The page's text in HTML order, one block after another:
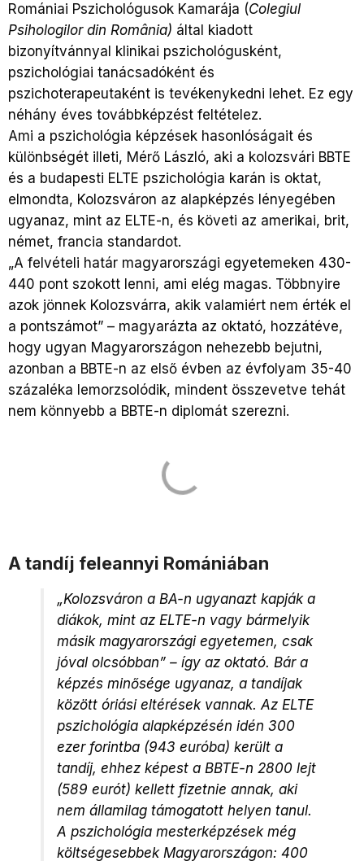
Romániai Pszichológusok Kamarája (Colegiul
Psihologilor din România) által kiadott
bizonyítvánnyal klinikai pszichológusként,
pszichológiai tanácsadóként és
pszichoterapeutaként is tevékenykedni lehet. Ez egy
néhány éves továbbképzést feltételez.
Ami a pszichológia képzések hasonlóságait és
különbségét illeti, Mérő László, aki a kolozsvári BBTE
és a budapesti ELTE pszichológia karán is oktat,
elmondta, Kolozsváron az alapképzés lényegében
ugyanaz, mint az ELTE-n, és követi az amerikai, brit,
német, francia standardot.
„A felvételi határ magyarországi egyetemeken 430-
440 pont szokott lenni, ami elég magas. Többnyire
azok jönnek Kolozsvárra, akik valamiért nem érték el
a pontszámot” – magyarázta az oktató, hozzátéve,
hogy ugyan Magyarországon nehezebb bejutni,
azonban a BBTE-n az első évben az évfolyam 35-40
százaléka lemorzsolódik, mindent összevetve tehát
nem könnyebb a BBTE-n diplomát szerezni.
A tandíj feleannyi Romániában
„Kolozsváron a BA-n ugyanazt kapják a
diákok, mint az ELTE-n vagy bármelyik
másik magyarországi egyetemen, csak
jóval olcsóbban” – így az oktató. Bár a
képzés minősége ugyanaz, a tandíjak
között óriási eltérések vannak. Az ELTE
pszichológia alapképzésén idén 300
ezer forintba (943 euróba) került a
tandíj, ehhez képest a BBTE-n 2800 lejt
(589 eurót) kellett fizetnie annak, aki
nem államilag támogatott helyen tanul.
A pszichológia mesterképzések még
költségesebbek Magyarországon: 400